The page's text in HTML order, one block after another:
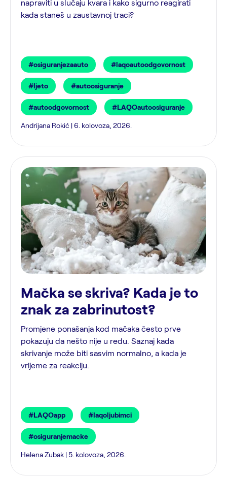
napraviti u slučaju kvara i kako sigurno reagirati
kada staneš u zaustavnoj traci?
#osiguranjezaauto #laqoautoodgovornost
#ljeto #autoosiguranje
#autoodgovornost #LAQOautoosiguranje
Andrijana Rokić | 6. kolovoza, 2026.
Mačka se skriva? Kada je to
znak za zabrinutost?
Promjene ponašanja kod mačaka često prve
pokazuju da nešto nije u redu. Saznaj kada
skrivanje može biti sasvim normalno, a kada je
vrijeme za reakciju.
#LAQOapp #laqoljubimci
#osiguranjemacke
Helena Zubak | 5. kolovoza, 2026.